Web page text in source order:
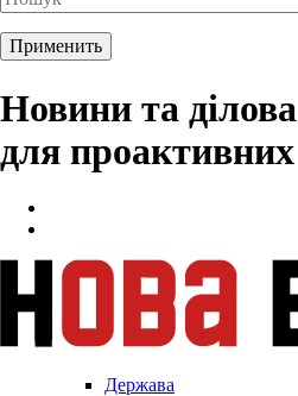
Новини та
для проактивних
Держава